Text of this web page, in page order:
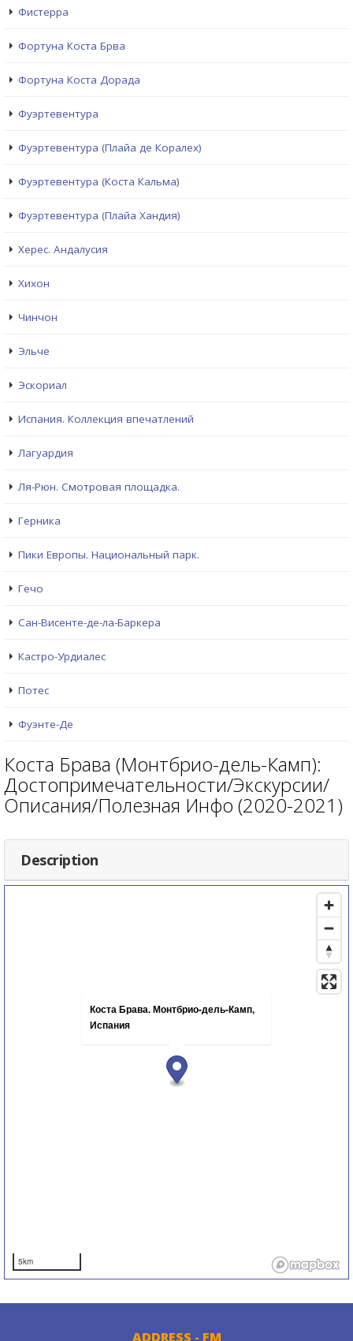
Фистерра
Фортуна Коста Брва
Фортуна Коста Дорада
Фуэртевентура
Фуэртевентура (Плайа де Коралех)
Фуэртевентура (Коста Кальма)
Фуэртевентура (Плайа Хандия)
Херес. Андалусия
Хихон
Чинчон
Эльче
Эскориал
Испания. Коллекция впечатлений
Лагуардия
Ля-Рюн. Смотровая площадка.
Герника
Пики Европы. Национальный парк.
Гечо
Сан-Висенте-де-ла-Баркера
Кастро-Урдиалес
Потес
Фуэнте-Де
Коста Брава (Монтбрио-дель-Камп):
Достопримечательности/Экскурсии/
Описания/Полезная Инфо (2020-2021)
Description
5km
Коста Брава. Монтбрио-дель-Камп,
Испания
ADDRESS - FM